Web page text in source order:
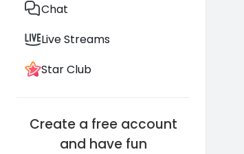
Chat
Live Streams
Star Club
Create a free account
and have fun